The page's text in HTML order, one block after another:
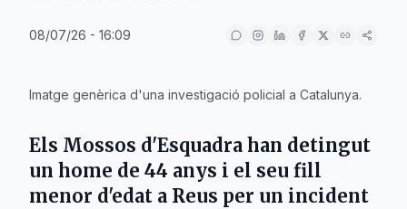
08/07/26 - 16:09
Imatge genèrica d'una investigació policial a Catalunya.
Els Mossos d'Esquadra han detingut
un home de 44 anys i el seu fill
menor d'edat a Reus per un incident